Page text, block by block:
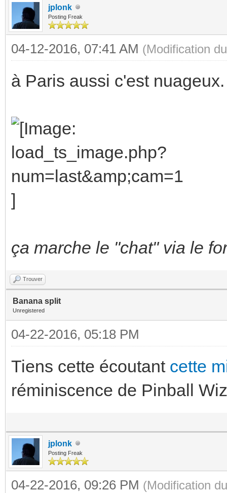
jplonk
Posting Freak
04-12-2016, 07:41 AM (Modification
à Paris aussi c'est nuageux.
ça marche le "chat" via le
Trouver
Banana split
Unregistered
04-22-2016, 05:18 PM
Tiens cette écoutant cette
réminiscence de Pinball
jplonk
Posting Freak
04-22-2016, 09:26 PM (Modification